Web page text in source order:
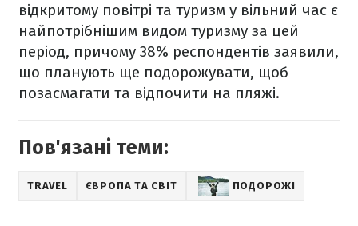
відкритому повітрі та туризм у вільний час є
найпотрібнішим видом туризму за цей
період, причому 38% респондентів заявили,
що планують ще подорожувати, щоб
позасмагати та відпочити на пляжі.
Пов'язані теми:
TRAVEL ЄВРОПА ТА СВІТ ПОДОРОЖІ